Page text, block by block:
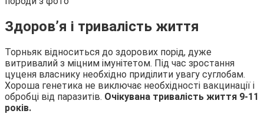
Здоров’я і тривалість життя
Торньяк відноситься до здорових порід, дуже
витривалий з міцним імунітетом. Під час зростання
цуценя власнику необхідно приділити увагу суглобам.
Хороша генетика не виключає необхідності вакцинації і
обробці від паразитів. Очікувана тривалість життя 9-11
років.